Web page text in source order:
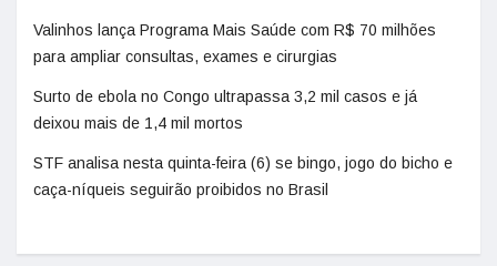
Valinhos lança Programa Mais Saúde com R$ 70 milhões
para ampliar consultas, exames e cirurgias
Surto de ebola no Congo ultrapassa 3,2 mil casos e já
deixou mais de 1,4 mil mortos
STF analisa nesta quinta-feira (6) se bingo, jogo do bicho e
caça-níqueis seguirão proibidos no Brasil